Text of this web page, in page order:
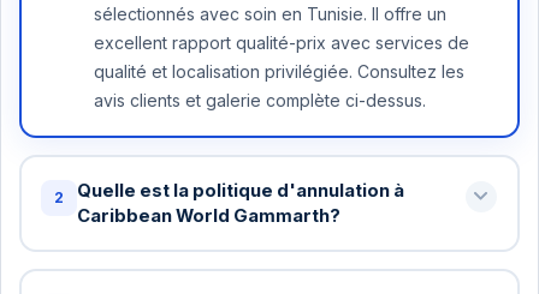
sélectionnés avec soin en Tunisie. Il offre un
excellent rapport qualité-prix avec services de
qualité et localisation privilégiée. Consultez les
avis clients et galerie complète ci-dessus.
2
Quelle est la politique d'annulation à
Caribbean World Gammarth?
Annulation gratuite jusqu'à 48 heures avant votre